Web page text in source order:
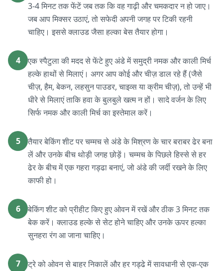
3-4 मिनट तक फेंटें जब तक कि वह गाढ़ी और चमकदार न हो जाए।
जब आप मिक्सर उठाएं, तो सफेदी अपनी जगह पर टिकी रहनी
चाहिए। इससे क्लाउड जैसा हल्का बेस तैयार होगा।
4
एक स्पैटुला की मदद से फेंटे हुए अंडे में समुद्री नमक और काली मिर्च
हल्के हाथों से मिलाएं। अगर आप कोई और चीज़ डाल रहे हैं (जैसे
चीज़, हैम, बेकन, लहसुन पाउडर, चाइव्स या क्रीम चीज़), तो उन्हें भी
धीरे से मिलाएं ताकि हवा के बुलबुले खत्म न हों। सादे वर्जन के लिए
सिर्फ नमक और काली मिर्च का इस्तेमाल करें।
5
तैयार बेकिंग शीट पर चम्मच से अंडे के मिश्रण के चार बराबर ढेर बना
लें और उनके बीच थोड़ी जगह छोड़ें। चम्मच के पिछले हिस्से से हर
ढेर के बीच में एक गहरा गड्ढा बनाएं, जो अंडे की जर्दी रखने के लिए
काफी हो।
6
बेकिंग शीट को प्रीहीट किए हुए ओवन में रखें और ठीक 3 मिनट तक
बेक करें। क्लाउड हल्के से सेट होने चाहिए और उनके ऊपर हल्का
सुनहरा रंग आ जाना चाहिए।
7
ट्रे को ओवन से बाहर निकालें और हर गड्ढे में सावधानी से एक-एक